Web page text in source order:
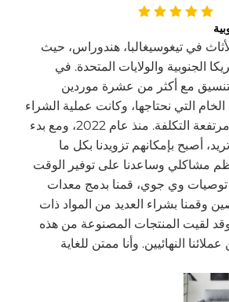
في تيغوسيغالبا، هندوراس، حيث
الجنوبية والولايات المتحدة. في
مع أكثر من عشرة موردين
التي نحتاجها، وكانت عملية الشراء
والنقل معقدة جدًا ومرتفعة التكلفة. منذ عام 2022، ومع بدء
أصبح بإمكانهم تزويدنا بكل ما
مشاكلي وساعدنا على توفير الوقت
توصيات وي جوي، قمنا بدمج معدات
وقمنا بشراء العديد من المواد ذات
وقد لقيت المنتجات المصنوعة من هذه
عملائنا النهائيين. وأنا ممتن للغاية